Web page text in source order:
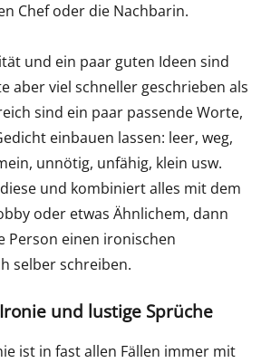
Chef oder die Nachbarin.
und ein paar guten Ideen sind
aber viel schneller geschrieben als
sind ein paar passende Worte,
einbauen lassen: leer, weg,
unnötig, unfähig, klein usw.
und kombiniert alles mit dem
oder etwas Ähnlichem, dann
Person einen ironischen
selber schreiben.
und lustige Sprüche
ist in fast allen Fällen immer mit